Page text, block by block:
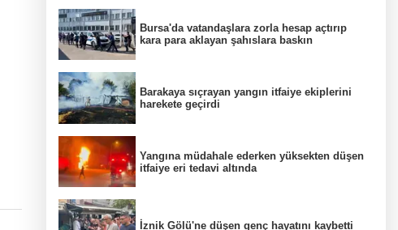
Bursa'da vatandaşlara zorla hesap açtırıp
kara para aklayan şahıslara baskın
Barakaya sıçrayan yangın itfaiye ekiplerini
harekete geçirdi
Yangına müdahale ederken yüksekten düşen
itfaiye eri tedavi altında
İznik Gölü'ne düşen genç hayatını kaybetti